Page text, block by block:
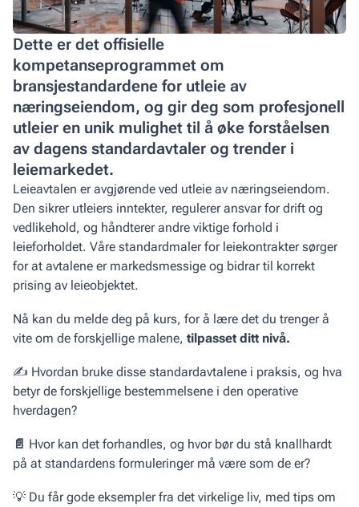
Dette er det offisielle
kompetanseprogrammet om
bransjestandardene for utleie av
næringseiendom, og gir deg som profesjonell
utleier en unik mulighet til å øke forståelsen
av dagens standardavtaler og trender i
leiemarkedet.
Leieavtalen er avgjørende ved utleie av næringseiendom.
Den sikrer utleiers inntekter, regulerer ansvar for drift og
vedlikehold, og håndterer andre viktige forhold i
leieforholdet. Våre standardmaler for leiekontrakter sørger
for at avtalene er markedsmessige og bidrar til korrekt
prising av leieobjektet.
Nå kan du melde deg på kurs, for å lære det du trenger å
vite om de forskjellige malene, tilpasset ditt nivå.
✍️ Hvordan bruke disse standardavtalene i praksis, og hva
betyr de forskjellige bestemmelsene i den operative
hverdagen?
📄 Hvor kan det forhandles, og hvor bør du stå knallhardt
på at standardens formuleringer må være som de er?
💡 Du får gode eksempler fra det virkelige liv, med tips om